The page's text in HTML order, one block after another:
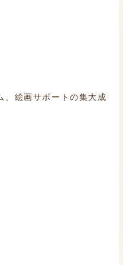
、絵画サポートの集大成